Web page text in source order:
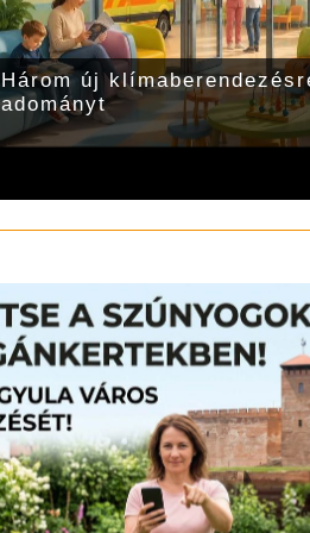
Három új
adományt